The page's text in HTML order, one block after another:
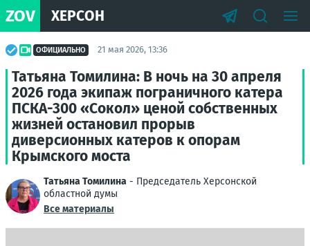
ZOV ХЕРСОН
ОФИЦИАЛЬНО 21 мая 2026, 13:36
Татьяна Томилина: В ночь на 30 апреля
2026 года экипаж пограничного катера
ПСКА-300 «Сокол» ценой собственных
жизней остановил прорыв
диверсионных катеров к опорам
Крымского моста
Татьяна Томилина - Председатель Херсонской
областной думы
Все материалы